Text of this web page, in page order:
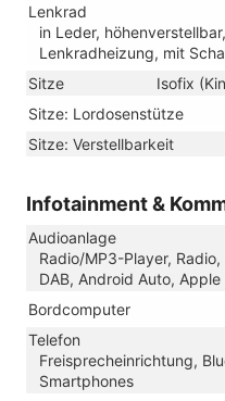
Lenkrad
in Leder,
Lenkradheizung, mit
Sitze
Isofix
Sitze: Lordosenstütze
Sitze: Verstellbarkeit
Infotainment &
Audioanlage
Radio/MP3-Player,
DAB, Android Auto, Apple
Bordcomputer
Telefon
Freisprecheinrichtung,
Smartphones